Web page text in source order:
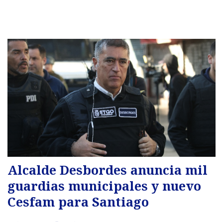
Alcalde Desbordes anuncia mil
guardias municipales y nuevo
Cesfam para Santiago